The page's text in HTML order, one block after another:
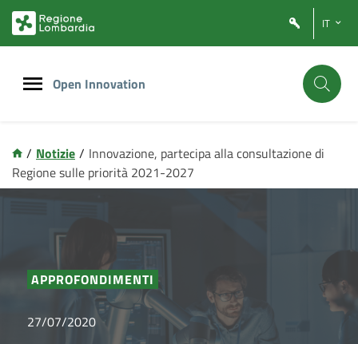
contenuto
footer
IT
Open Innovation
/ Notizie / Innovazione, partecipa alla consultazione di
Regione sulle priorità 2021-2027
APPROFONDIMENTI
27/07/2020